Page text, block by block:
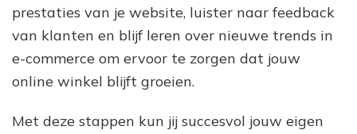
prestaties van je website, luister naar feedback
van klanten en blijf leren over nieuwe trends in
e-commerce om ervoor te zorgen dat jouw
online winkel blijft groeien.
Met deze stappen kun jij succesvol jouw eigen